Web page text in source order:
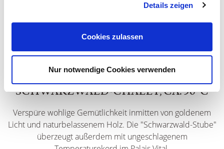
Details zeigen
Cookies zulassen
Nur notwendige Cookies verwenden
SCHWARZWALD-CHALET, CA. 90°C
Verspüre wohlige Gemütlichkeit inmitten von goldenem
Licht und naturbelassenem Holz. Die "Schwarzwald-Stube"
überzeugt außerdem mit ungeschlagenem